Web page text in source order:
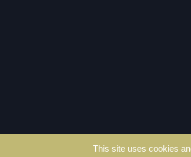
This site uses cookies